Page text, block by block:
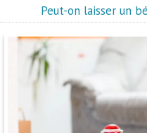
Peut-on laisser un